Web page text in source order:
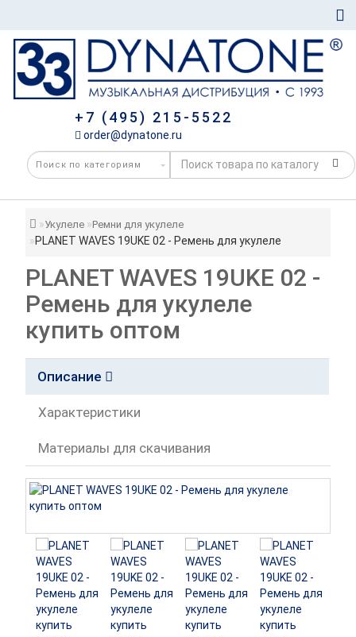
+7 (495) 215-5522
order@dynatone.ru
Укулеле Ремни для укулеле
PLANET WAVES 19UKE 02 - Ремень для укулеле
PLANET WAVES 19UKE 02 -
Ремень для укулеле
купить оптом
Описание
Характеристики
Материалы для скачивания